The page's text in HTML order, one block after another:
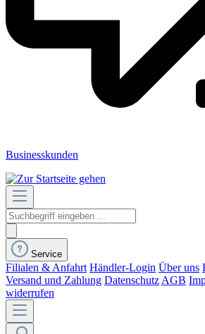
Businesskunden
Service
Filialen & Anfahrt Händler-Login Über uns
Versand und Zahlung Datenschutz AGB
widerrufen